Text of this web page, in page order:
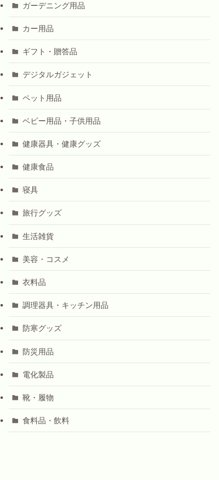
ガーデニング用品
カー用品
ギフト・贈答品
デジタルガジェット
ペット用品
ベビー用品・子供用品
健康器具・健康グッズ
健康食品
寝具
旅行グッズ
生活雑貨
美容・コスメ
衣料品
調理器具・キッチン用品
防寒グッズ
防災用品
電化製品
靴・履物
食料品・飲料